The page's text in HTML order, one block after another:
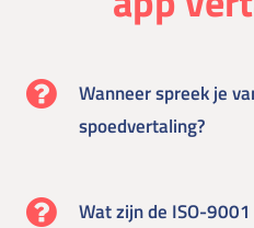
Wanneer spreek je
spoedvertaling?
Wat zijn de ISO-